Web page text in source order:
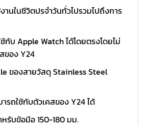
านในชีวิตปรจำวันทั่วไปรวมไปถึงการ
กับ Apple Watch ได้โดยตรงโดยไม่
ของ Y24
ของสายวัสดุ Stainless Steel
ารถใช้กับตัวเคสของ Y24 ได้
หรับข้อมือ 150-180 มม.